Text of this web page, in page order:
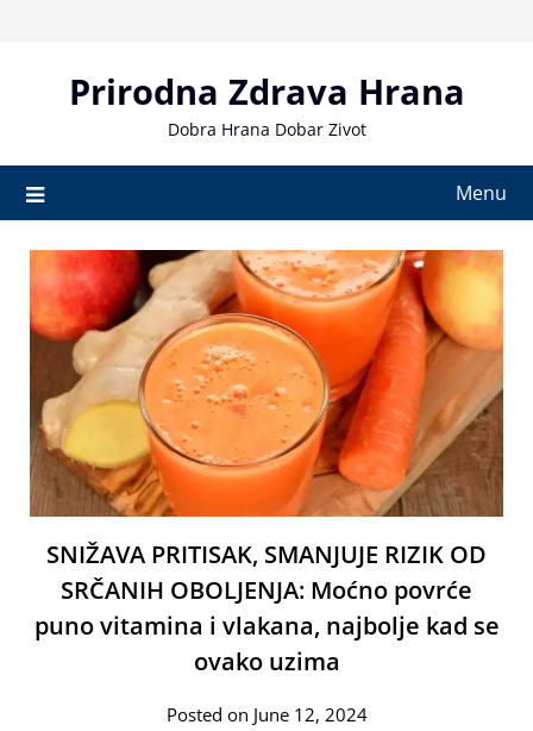
Prirodna Zdrava Hrana
Dobra Hrana Dobar Zivot
Menu
SNIŽAVA PRITISAK, SMANJUJE RIZIK OD
SRČANIH OBOLJENJA: Moćno povrće
puno vitamina i vlakana, najbolje kad se
ovako uzima
Posted on June 12, 2024